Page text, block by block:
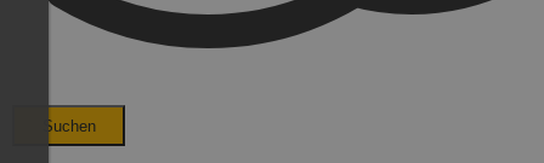
Suchen